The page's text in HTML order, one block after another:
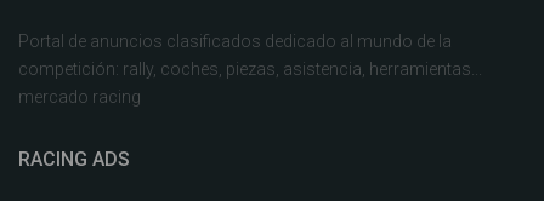
Portal de anuncios clasificados dedicado al mundo de la
competición: rally, coches, piezas, asistencia, herramientas...
mercado racing
RACING ADS